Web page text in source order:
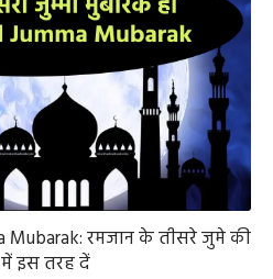
Mubarak: रमजान के तीसरे जुमे की
में इस तरह दें